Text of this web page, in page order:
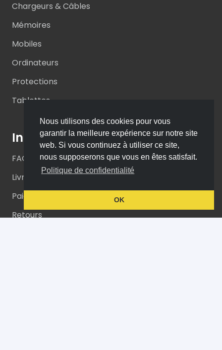
Nous utilisons des cookies pour vous
garantir la meilleure expérience sur notre site
web. Si vous continuez à utiliser ce site,
nous supposerons que vous en êtes satisfait.
Politique de confidentialité
OK
Chargeurs & Câbles
Mémoires
Mobiles
Ordinateurs
Protections
Tablettes
Informations
FAQs
Livraison
Paiements
Retours